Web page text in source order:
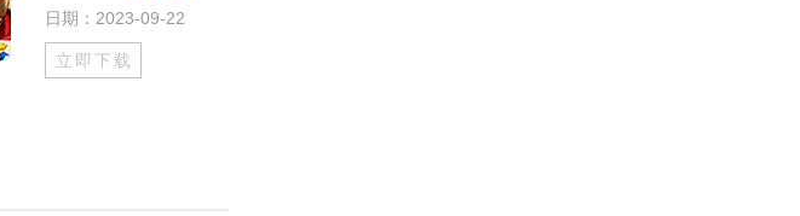
日期：2023-09-22
立即下载